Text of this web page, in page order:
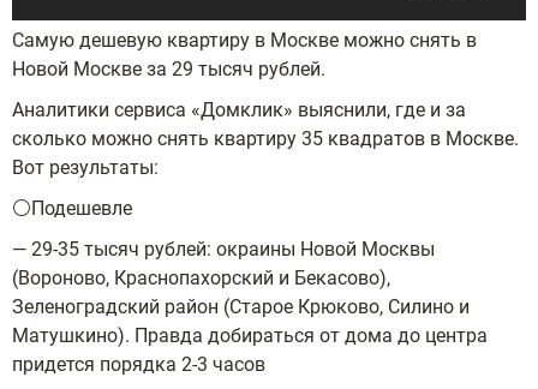
Самую дешевую квартиру в Москве можно снять в
Новой Москве за 29 тысяч рублей.
Аналитики сервиса «Домклик» выяснили, где и за
сколько можно снять квартиру 35 квадратов в Москве.
Вот результаты:
⚪️Подешевле
— 29-35 тысяч рублей: окраины Новой Москвы
(Вороново, Краснопахорский и Бекасово),
Зеленоградский район (Старое Крюково, Силино и
Матушкино). Правда добираться от дома до центра
придется порядка 2-3 часов